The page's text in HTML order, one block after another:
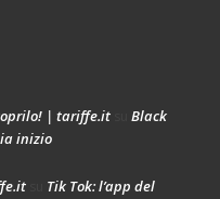
| tariffe.itsu Black
inizio
su Tik Tok: l’app del